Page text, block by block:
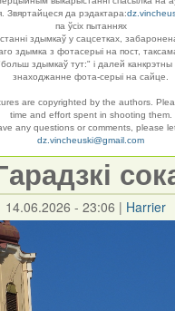
Звяртайцеся да рэдактара:
па ўсіх пытаннях
здымкаў у сацсетках,
здымка з фотасерыі на пост,
здымкаў тут:" і далей
знаходжанне фота-серыі на сайце.
are copyrighted by the authors.
time and effort spent in shooting them.
any questions or comments, please
dz.vincheuski@gmail.com
14.06.2026 - 23:06 | Harrier